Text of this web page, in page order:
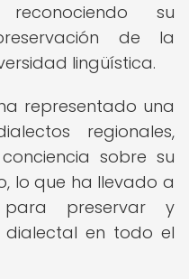
su
de la
lingüística.
representado una
regionales,
sobre su
lo que ha llevado a
para preservar y
dialectal en todo el